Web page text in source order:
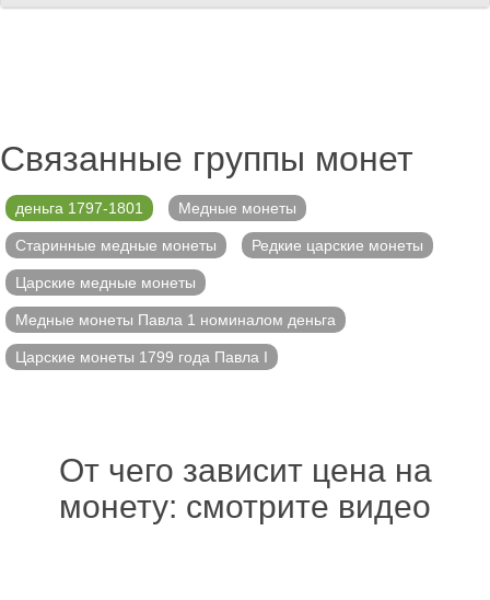
Связанные группы монет
деньга 1797-1801 Медные монеты
Старинные медные монеты Редкие царские монеты
Царские медные монеты
Медные монеты Павла 1 номиналом деньга
Царские монеты 1799 года Павла I
От чего зависит цена на
монету: смотрите видео